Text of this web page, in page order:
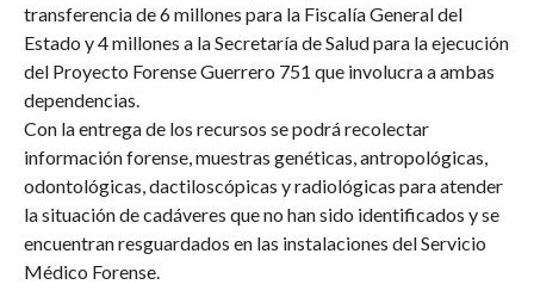
transferencia de 6 millones para la Fiscalía General del
Estado y 4 millones a la Secretaría de Salud para la ejecución
del Proyecto Forense Guerrero 751 que involucra a ambas
dependencias.
Con la entrega de los recursos se podrá recolectar
información forense, muestras genéticas, antropológicas,
odontológicas, dactiloscópicas y radiológicas para atender
la situación de cadáveres que no han sido identificados y se
encuentran resguardados en las instalaciones del Servicio
Médico Forense.